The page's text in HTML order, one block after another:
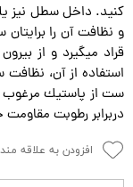
كنيد. داخل سطل نيز
و نظافت آن را
قراد میگیرد و از
استفاده از آن، نظافت
ست از پاستيك
دربرابر رطوبت مقاومت
افزودن به علاقه